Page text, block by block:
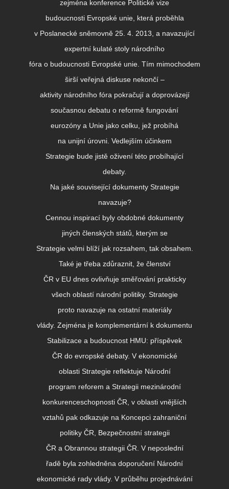
zejména konference Politické vize
budoucnosti Evropské unie, která proběhla
v Poslanecké sněmovně 25. 4. 2013, a navazující
expertní kulaté stoly národního
fóra o budoucnosti Evropské unie. Tím mimochodem
širší veřejná diskuse nekončí –
aktivity národního fóra pokračují a doprovázejí
současnou debatu o reformě fungování
eurozóny a Unie jako celku, jež probíhá
na unijní úrovni. Vedlejším účinkem
Strategie bude jistě oživení této probíhající
debaty.
Na jaké související dokumenty Strategie
navazuje?
Cennou inspirací byly obdobné dokumenty
jiných členských států, kterým se
Strategie velmi blíží jak rozsahem, tak obsahem.
Také je třeba zdůraznit, že členství
ČR v EU dnes ovlivňuje směřování prakticky
všech oblastí národní politiky. Strategie
proto navazuje na ostatní materiály
vlády. Zejména je komplementární k dokumentu
Stabilizace a budoucnost HMU: příspěvek
ČR do evropské debaty. V ekonomické
oblasti Strategie reflektuje Národní
program reforem a Strategii mezinárodní
konkurenceschopnosti ČR, v oblasti vnějších
vztahů pak odkazuje na Koncepci zahraniční
politiky ČR, Bezpečnostní strategii
ČR a Obrannou strategii ČR. V neposlední
řadě byla zohledněna doporučení Národní
ekonomické rady vlády. V průběhu projednávání